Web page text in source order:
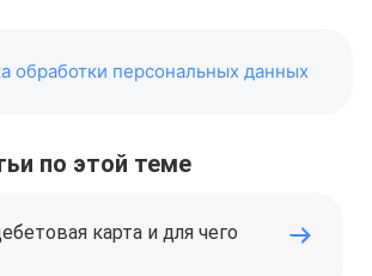
обработки персональных данных
по этой теме
карта и для чего